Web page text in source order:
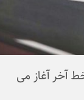
آخر آغاز می